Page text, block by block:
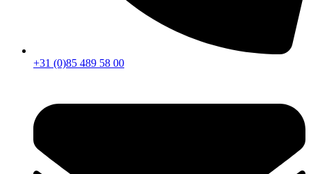
+31 (0)85 489 58 00